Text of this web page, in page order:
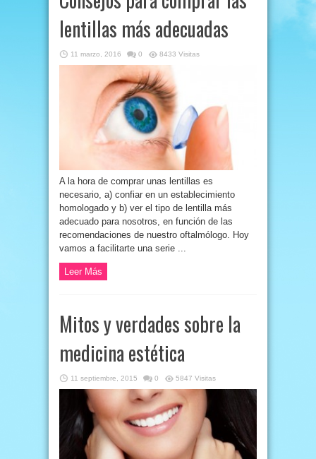
lentillas más adecuadas
11 marzo, 2016 0 8433 Visitas
A la hora de comprar unas lentillas es
necesario, a) confiar en un establecimiento
homologado y b) ver el tipo de lentilla más
adecuado para nosotros, en función de las
recomendaciones de nuestro oftalmólogo. Hoy
vamos a facilitarte una serie ...
Leer Más
Mitos y verdades sobre la
medicina estética
11 septiembre, 2015 0 5847 Visitas